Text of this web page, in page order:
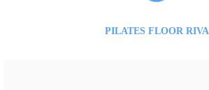
PILATES FLOOR RIVA